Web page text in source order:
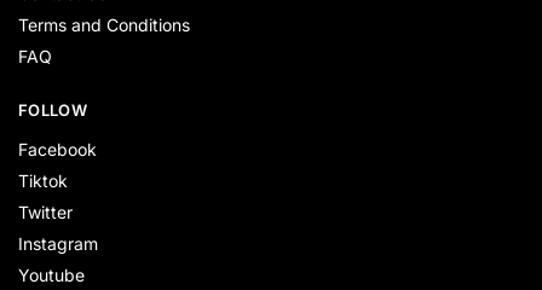
Terms and Conditions
FAQ
FOLLOW
Facebook
Tiktok
Twitter
Instagram
Youtube